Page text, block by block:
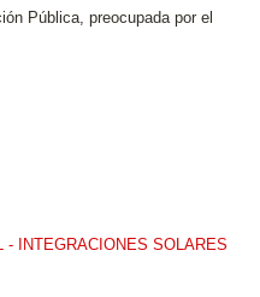
Pública, preocupada por el
- INTEGRACIONES SOLARES